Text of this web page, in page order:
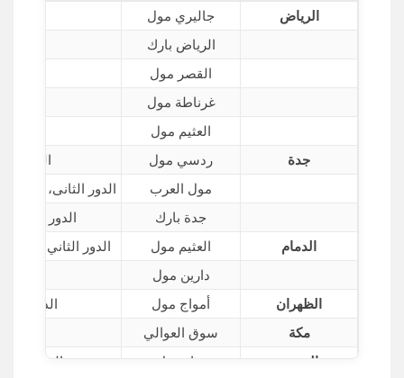
الرياض
جاليري مول
الرياض بارك
القصر مول
غرناطة مول
العثيم مول
جدة
ردسي مول
الدور
مول العرب
الدور الثانى، بوابه 5 و 6، مول العرب سنومي، طريق المدينة المنورة،
جدة بارك
الدور الأول، بالقرب من
الدمام
العثيم مول
الدور الثاني، بوابة 3، طريق الأمير محمد بن فهد، الشفا، مول العثيم
دارين مول
الظهران
أمواج مول
الدور
مكة
سوق العوالي
المدينة
منار مول
الطابق الارضى،